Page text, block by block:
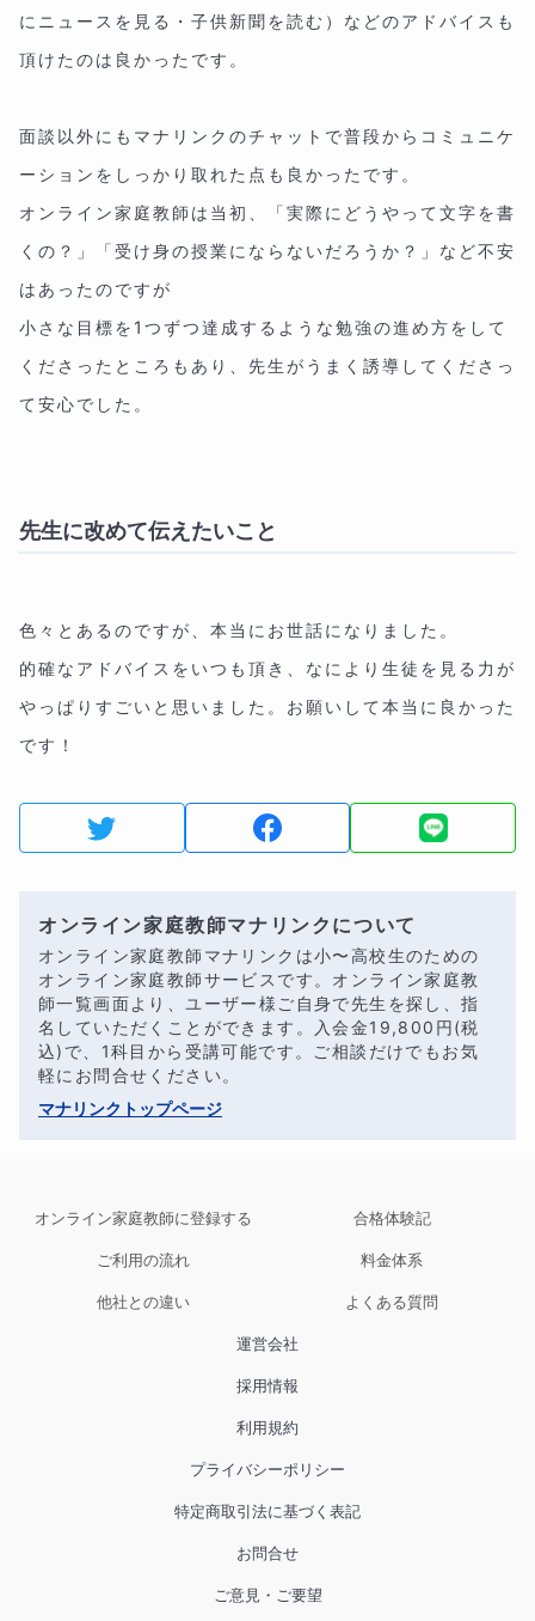
にニュースを見る・子供新聞を読む）などのアドバイスも
頂けたのは良かったです。
面談以外にもマナリンクのチャットで普段からコミュニケ
ーションをしっかり取れた点も良かったです。
オンライン家庭教師は当初、「実際にどうやって文字を書
くの？」「受け身の授業にならないだろうか？」など不安
はあったのですが
小さな目標を1つずつ達成するような勉強の進め方をして
くださったところもあり、先生がうまく誘導してくださっ
て安心でした。
先生に改めて伝えたいこと
色々とあるのですが、本当にお世話になりました。
的確なアドバイスをいつも頂き、なにより生徒を見る力が
やっぱりすごいと思いました。お願いして本当に良かった
です！
オンライン家庭教師マナリンクについて
オンライン家庭教師マナリンクは小〜高校生のための
オンライン家庭教師サービスです。オンライン家庭教
師一覧画面より、ユーザー様ご自身で先生を探し、指
名していただくことができます。入会金19,800 円(税
込)で、1科目から受講可能です。ご相談だけでもお気
軽にお問合せください。
マナリンクトップページ
オンライン家庭教師に登録する 合格体験記
ご利用の流れ 料金体系
他社との違い よくある質問
運営会社
採用情報
利用規約
プライバシーポリシー
特定商取引法に基づく表記
お問合せ
ご意見・ご要望